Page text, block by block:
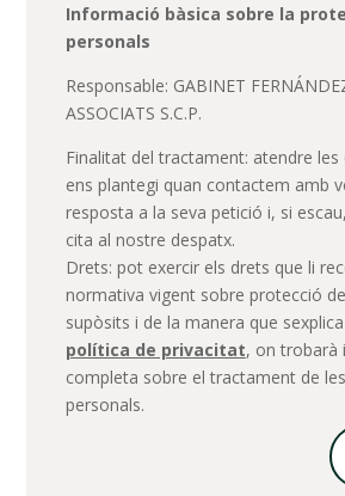
Informació bàsica sobre la
personals
Responsable: GABINET
ASSOCIATS S.C.P.
Finalitat del tractament: atendre les
ens plantegi quan contactem amb
resposta a la seva petició i, si
cita al nostre despatx.
Drets: pot exercir els drets que li
normativa vigent sobre protecció
supòsits i de la manera que
política de privacitat, on trobarà
completa sobre el tractament de
personals.